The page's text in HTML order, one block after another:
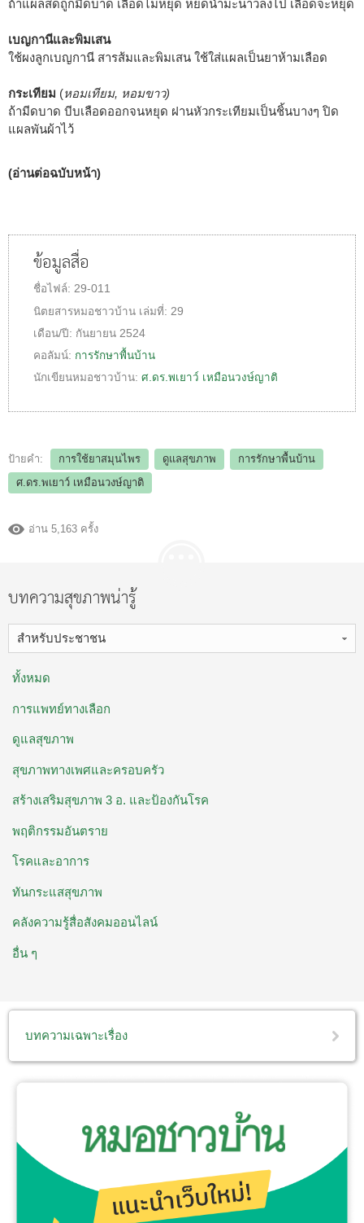
ถ้าแผลสดถูกมีดบาด เลือดไม่หยุด หยดน้ำมะนาวลงไป เลือดจะหยุด
เบญกานีและพิมเสน
ใช้ผงลูกเบญกานี สารส้มและพิมเสน ใช้ใส่แผลเป็นยาห้ามเลือด
กระเทียม (หอมเทียม, หอมขาว)
ถ้ามีดบาด บีบเลือดออกจนหยุด ฝานหัวกระเทียมเป็นชิ้นบางๆ ปิด
แผลพันผ้าไว้
(อ่านต่อฉบับหน้า)
ข้อมูลสื่อ
ชื่อไฟล์: 29-011
นิตยสารหมอชาวบ้าน เล่มที่: 29
เดือน/ปี: กันยายน 2524
คอลัมน์: การรักษาพื้นบ้าน
นักเขียนหมอชาวบ้าน: ศ.ดร.พเยาว์ เหมือนวงษ์ญาติ
ป้ายคำ: การใช้ยาสมุนไพร ดูแลสุขภาพ
การรักษาพื้นบ้าน
ศ.ดร.พเยาว์ เหมือนวงษ์ญาติ
อ่าน 5,163 ครั้ง
บทความสุขภาพน่ารู้
สำหรับประชาชน
ทั้งหมด
การแพทย์ทางเลือก
ดูแลสุขภาพ
สุขภาพทางเพศและครอบครัว
สร้างเสริมสุขภาพ 3 อ. ​และป้องกันโรค
พฤติกรรมอันตราย
โรคและอาการ
ทันกระแสสุขภาพ
คลังความรู้สื่อสังคมออนไลน์
อื่น ๆ
บทความเฉพาะเรื่อง